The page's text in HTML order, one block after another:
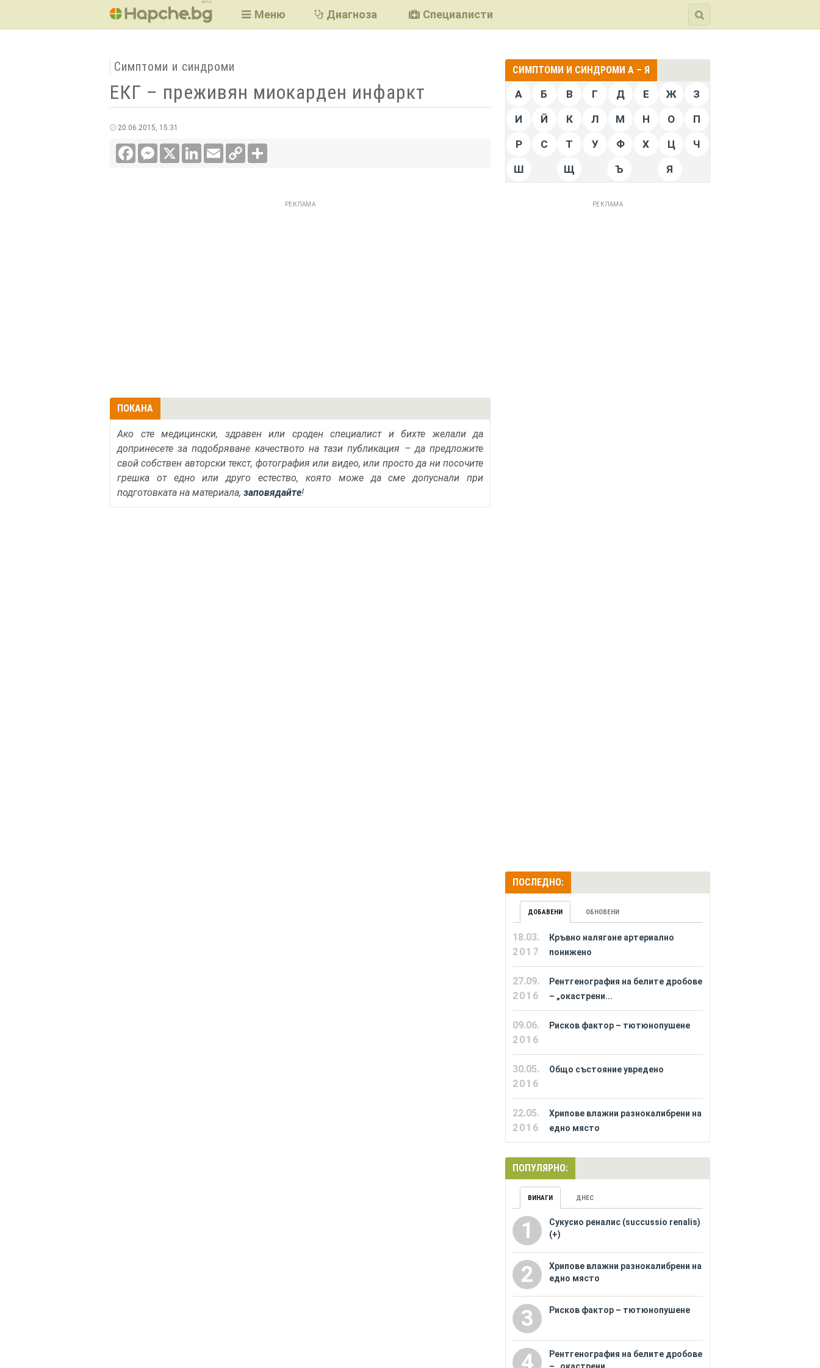
BETA
Меню Диагноза Специалисти
Симптоми и синдроми
ЕКГ – преживян миокарден инфаркт
20.06.2015, 15:31
FacebookMessenger LinkedInEmail
Copy
Link
РЕКЛАМА
ПОКАНА
Ако сте медицински, здравен или сроден специалист и бихте желали да
допринесете за подобряване качеството на тази публикация – да предложите
свой собствен авторски текст, фотография или видео, или просто да ни посочите
грешка от едно или друго естество, която може да сме допуснали при
подготовката на материала, заповядайте!
СИМПТОМИ И СИНДРОМИ А – Я
А Б В Г Д Е Ж З
И Й К Л М Н О П
Р С Т У Ф Х Ц Ч
Ш Щ Ъ Я
РЕКЛАМА
ПОСЛЕДНО:
ДОБАВЕНИ ОБНОВЕНИ
18.03.
2017
Кръвно налягане артериално
понижено
27.09.
2016
Рентгенография на белите дробове
– „окастрени...
09.06.
2016
Рисков фактор – тютюнопушене
30.05.
2016
Общо състояние увредено
22.05.
2016
Хрипове влажни разнокалибрени на
едно място
ПОПУЛЯРНО:
ВИНАГИ ДНЕС
1
Сукусио реналис (succussio renalis)
(+)
2
Хрипове влажни разнокалибрени на
едно място
3 Рисков фактор – тютюнопушене
4
Рентгенография на белите дробове